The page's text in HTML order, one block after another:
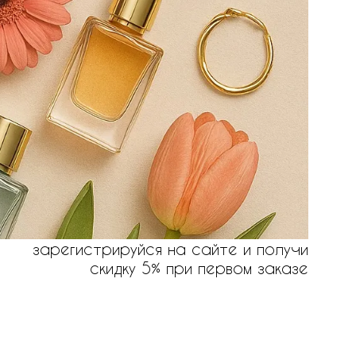
зарегистрируйся на сайте и получи
скидку 5% при первом заказе